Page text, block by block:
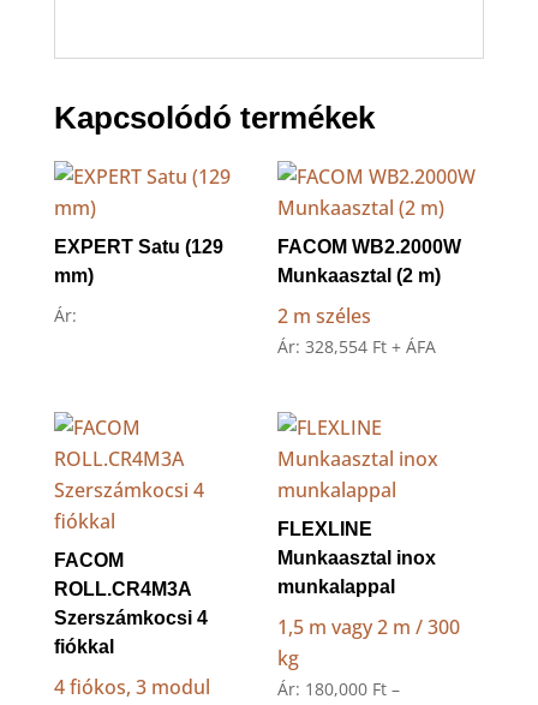
Kapcsolódó termékek
EXPERT Satu (129
mm)
Ár:
FACOM WB2.2000W
Munkaasztal (2 m)
2 m széles
Ár:328,554 Ft + ÁFA
FACOM
ROLL.CR4M3A
Szerszámkocsi 4
fiókkal
4 fiókos, 3 modul
FLEXLINE
Munkaasztal inox
munkalappal
1,5 m vagy 2 m / 300
kg
Ár: 180,000 Ft –